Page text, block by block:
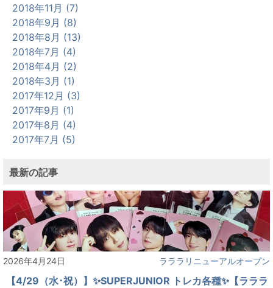
2018年11月 (7)
2018年9月 (8)
2018年8月 (13)
2018年7月 (4)
2018年4月 (2)
2018年3月 (1)
2017年12月 (3)
2017年9月 (1)
2017年8月 (4)
2017年7月 (5)
最新の記事
2026年4月24日 ラララリニューアルオープン
【4/29（水･祝）】✨SUPERJUNIOR トレカ各種✨【ラララ